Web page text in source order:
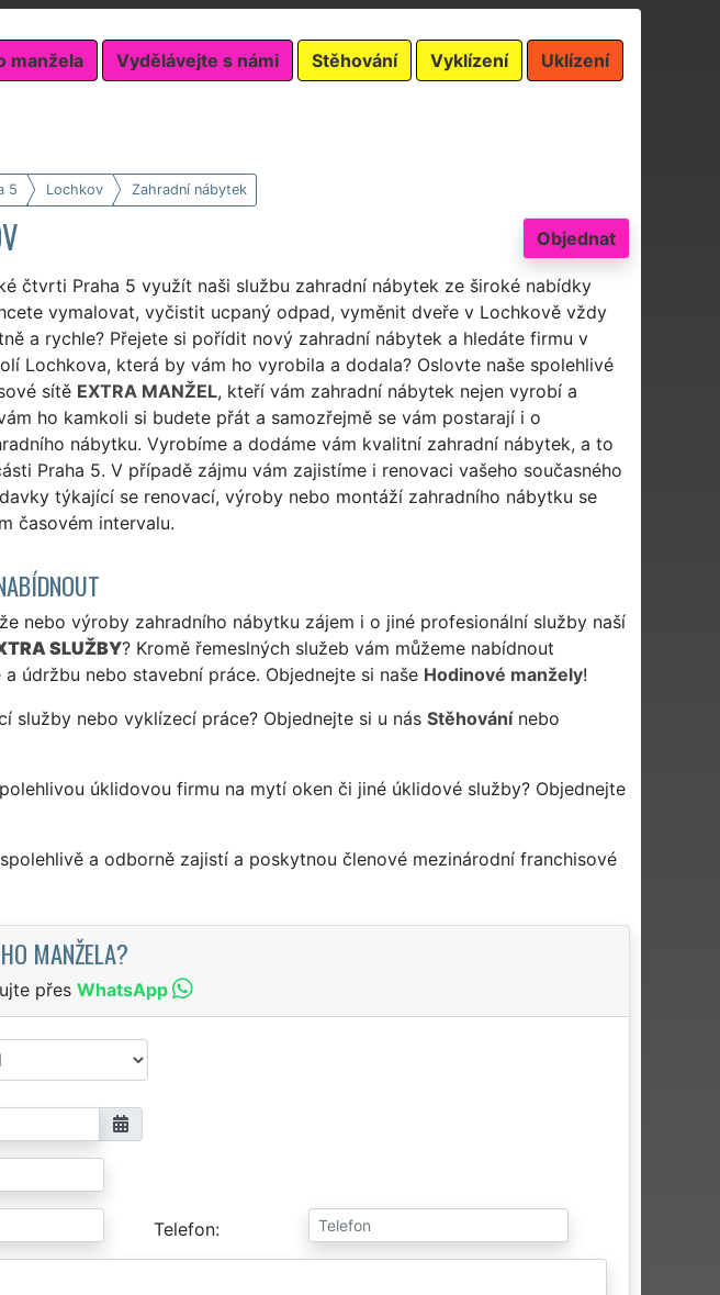
manžela Vydělávejte s námi Stěhování Vyklízení Uklízení
5 Lochkov Zahradní nábytek
Objednat
čtvrti Praha 5 využít naši službu zahradní nábytek ze široké nabídky
vymalovat, vyčistit ucpaný odpad, vyměnit dveře v Lochkově vždy
a rychle? Přejete si pořídit nový zahradní nábytek a hledáte firmu v
Lochkova, která by vám ho vyrobila a dodala? Oslovte naše spolehlivé
sítě EXTRA MANŽEL, kteří vám zahradní nábytek nejen vyrobí a
ho kamkoli si budete přát a samozřejmě se vám postarají i o
nábytku. Vyrobíme a dodáme vám kvalitní zahradní nábytek, a to
Praha 5. V případě zájmu vám zajistíme i renovaci vašeho současného
týkající se renovací, výroby nebo montáží zahradního nábytku se
časovém intervalu.
nebo výroby zahradního nábytku zájem i o jiné profesionální služby naší
SLUŽBY? Kromě řemeslných služeb vám můžeme nabídnout
údržbu nebo stavební práce. Objednejte si naše Hodinové manžely!
služby nebo vyklízecí práce? Objednejte si u nás Stěhovánínebo
úklidovou firmu na mytí oken či jiné úklidové služby? Objednejte
a odborně zajistí a poskytnou členové mezinárodní franchisové
MANŽELA?
přes WhatsApp
Telefon